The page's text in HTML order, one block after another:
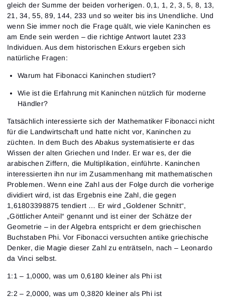
gleich der Summe der beiden vorherigen. 0,1, 1, 2, 3, 5, 8, 13,
21, 34, 55, 89, 144, 233 und so weiter bis ins Unendliche. Und
wenn Sie immer noch die Frage quält, wie viele Kaninchen es
am Ende sein werden – die richtige Antwort lautet 233
Individuen. Aus dem historischen Exkurs ergeben sich
natürliche Fragen:
Warum hat Fibonacci Kaninchen studiert?
Wie ist die Erfahrung mit Kaninchen nützlich für moderne
Händler?
Tatsächlich interessierte sich der Mathematiker Fibonacci nicht
für die Landwirtschaft und hatte nicht vor, Kaninchen zu
züchten. In dem Buch des Abakus systematisierte er das
Wissen der alten Griechen und Inder. Er war es, der die
arabischen Ziffern, die Multiplikation, einführte. Kaninchen
interessierten ihn nur im Zusammenhang mit mathematischen
Problemen. Wenn eine Zahl aus der Folge durch die vorherige
dividiert wird, ist das Ergebnis eine Zahl, die gegen
1,61803398875 tendiert … Er wird „Goldener Schnitt“,
„Göttlicher Anteil“ genannt und ist einer der Schätze der
Geometrie – in der Algebra entspricht er dem griechischen
Buchstaben Phi. Vor Fibonacci versuchten antike griechische
Denker, die Magie dieser Zahl zu enträtseln, nach – Leonardo
da Vinci selbst.
1:1 – 1,0000, was um 0,6180 kleiner als Phi ist
2:2 – 2,0000, was um 0,3820 kleiner als Phi ist